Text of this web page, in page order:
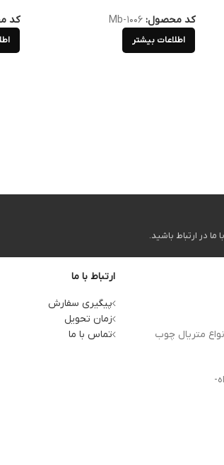
کد محصول: Mb-1006
اطلاعات بیشتر
کد
در ارتباط باشید.
متریال چوب
ارتباط با ما
پیگیری سفارش
زمان تحویل
تماس با ما
چهارراه-